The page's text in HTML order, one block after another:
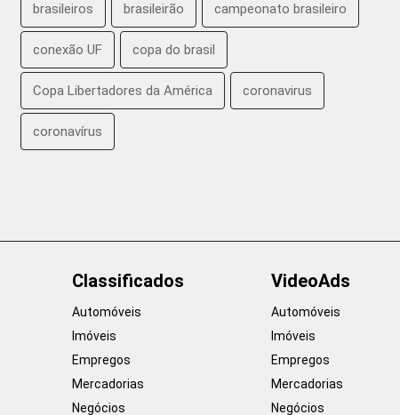
brasileiros brasileirão campeonato brasileiro
conexão UF copa do brasil
Copa Libertadores da América coronavirus
coronavírus
Classificados
Automóveis
Imóveis
Empregos
Mercadorias
Negócios
VideoAds
Automóveis
Imóveis
Empregos
Mercadorias
Negócios